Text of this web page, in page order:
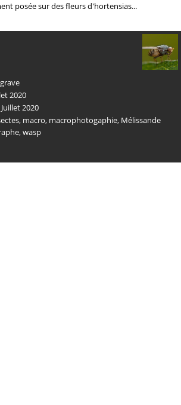
posée sur des fleurs d'hortensias...
2020
2020
, macro, macrophotogaphie, Mélissande
,wasp